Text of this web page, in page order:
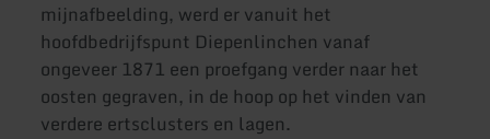
mijnafbeelding, werd er vanuit het
hoofdbedrijfspunt Diepenlinchen vanaf
ongeveer 1871 een proefgang verder naar het
oosten gegraven, in de hoop op het vinden van
verdere ertsclusters en lagen.